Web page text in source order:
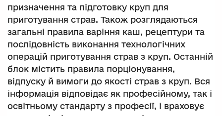
призначення та підготовку круп для
приготування страв. Також розглядаються
загальні правила варіння каш, рецептури та
послідовність виконання технологічних
операцій приготування страв з круп. Останній
блок містить правила порціонування,
відпуску й вимоги до якості страв з круп. Вся
інформація відповідає як професійному, так і
освітньому стандарту з професії, і враховує